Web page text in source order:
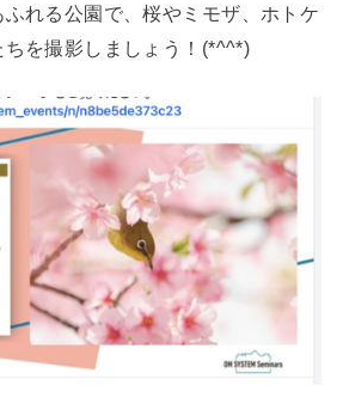
れる公園で、桜やミモザ、ホトケ
ちを撮影しましょう！(*^^*)